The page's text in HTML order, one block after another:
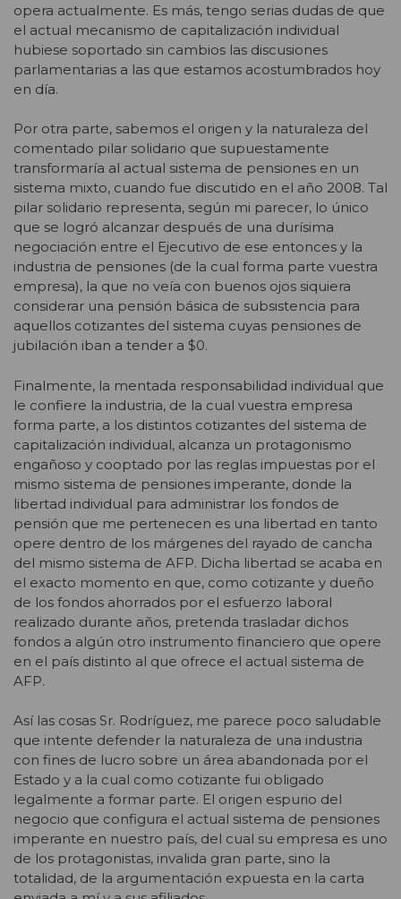
opera actualmente. Es más, tengo serias dudas de que
el actual mecanismo de capitalización individual
hubiese soportado sin cambios las discusiones
parlamentarias a las que estamos acostumbrados hoy
en día.
Por otra parte, sabemos el origen y la naturaleza del
comentado pilar solidario que supuestamente
transformaría al actual sistema de pensiones en un
sistema mixto, cuando fue discutido en el año 2008. Tal
pilar solidario representa, según mi parecer, lo único
que se logró alcanzar después de una durísima
negociación entre el Ejecutivo de ese entonces y la
industria de pensiones (de la cual forma parte vuestra
empresa), la que no veía con buenos ojos siquiera
considerar una pensión básica de subsistencia para
aquellos cotizantes del sistema cuyas pensiones de
jubilación iban a tender a $0.
Finalmente, la mentada responsabilidad individual que
le confiere la industria, de la cual vuestra empresa
forma parte, a los distintos cotizantes del sistema de
capitalización individual, alcanza un protagonismo
engañoso y cooptado por las reglas impuestas por el
mismo sistema de pensiones imperante, donde la
libertad individual para administrar los fondos de
pensión que me pertenecen es una libertad en tanto
opere dentro de los márgenes del rayado de cancha
del mismo sistema de AFP. Dicha libertad se acaba en
el exacto momento en que, como cotizante y dueño
de los fondos ahorrados por el esfuerzo laboral
realizado durante años, pretenda trasladar dichos
fondos a algún otro instrumento financiero que opere
en el país distinto al que ofrece el actual sistema de
AFP.
Así las cosas Sr. Rodríguez, me parece poco saludable
que intente defender la naturaleza de una industria
con fines de lucro sobre un área abandonada por el
Estado y a la cual como cotizante fui obligado
legalmente a formar parte. El origen espurio del
negocio que configura el actual sistema de pensiones
imperante en nuestro país, del cual su empresa es uno
de los protagonistas, invalida gran parte, sino la
totalidad, de la argumentación expuesta en la carta